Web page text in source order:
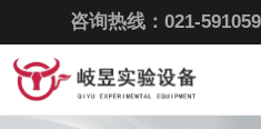
咨询热线：021-